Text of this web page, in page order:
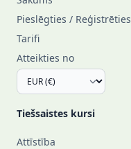
Pieslēgties / Reģistrēties
Tarifi
Atteikties no
Tiešsaistes kursi
Attīstība